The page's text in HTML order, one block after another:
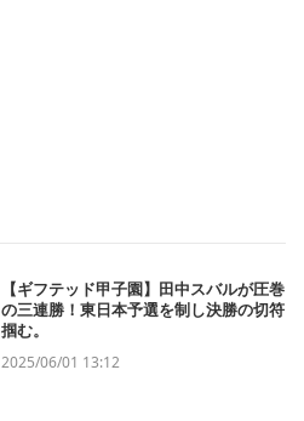
【ギフテッド甲子園】田中スバルが圧巻
の三連勝！東日本予選を制し決勝の切符
掴む。
2025/06/01 13:12